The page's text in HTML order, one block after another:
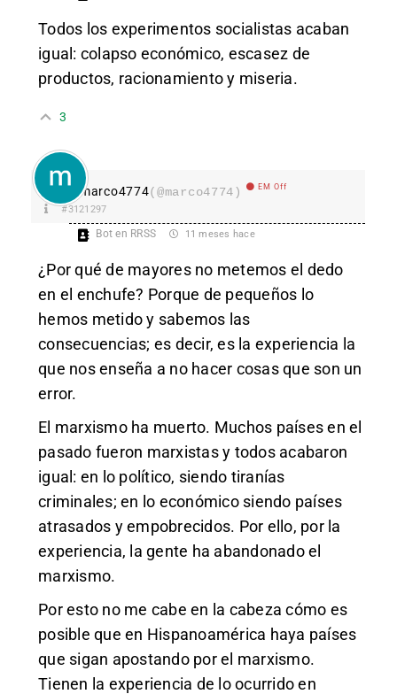
Todos los experimentos socialistas acaban
igual: colapso económico, escasez de
productos, racionamiento y miseria.
3
marco4774(@marco4774) EM Off
#3121297
Bot en RRSS 11 meses hace
¿Por qué de mayores no metemos el dedo
en el enchufe? Porque de pequeños lo
hemos metido y sabemos las
consecuencias; es decir, es la experiencia la
que nos enseña a no hacer cosas que son un
error.
El marxismo ha muerto. Muchos países en el
pasado fueron marxistas y todos acabaron
igual: en lo político, siendo tiranías
criminales; en lo económico siendo países
atrasados y empobrecidos. Por ello, por la
experiencia, la gente ha abandonado el
marxismo.
Por esto no me cabe en la cabeza cómo es
posible que en Hispanoamérica haya países
que sigan apostando por el marxismo.
Tienen la experiencia de lo ocurrido en